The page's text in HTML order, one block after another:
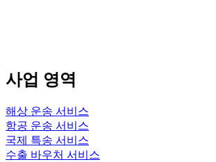
사업 영역
해상 운송 서비스
항공 운송 서비스
국제 특송 서비스
수출 바우처 서비스